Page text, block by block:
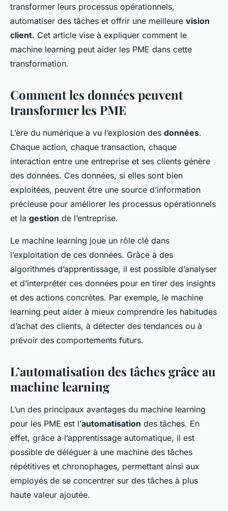
transformer leurs processus opérationnels,
automatiser des tâches et offrir une meilleure vision
client. Cet article vise à expliquer comment le
machine learning peut aider les PME dans cette
transformation.
Comment les données peuvent
transformer les PME
L’ère du numérique a vu l’explosion des données.
Chaque action, chaque transaction, chaque
interaction entre une entreprise et ses clients génère
des données. Ces données, si elles sont bien
exploitées, peuvent être une source d’information
précieuse pour améliorer les processus opérationnels
et la gestion de l’entreprise.
Le machine learning joue un rôle clé dans
l’exploitation de ces données. Grâce à des
algorithmes d’apprentissage, il est possible d’analyser
et d’interpréter ces données pour en tirer des insights
et des actions concrètes. Par exemple, le machine
learning peut aider à mieux comprendre les habitudes
d’achat des clients, à détecter des tendances ou à
prévoir des comportements futurs.
L’automatisation des tâches grâce au
machine learning
L’un des principaux avantages du machine learning
pour les PME est l’automatisation des tâches. En
effet, grâce à l’apprentissage automatique, il est
possible de déléguer à une machine des tâches
répétitives et chronophages, permettant ainsi aux
employés de se concentrer sur des tâches à plus
haute valeur ajoutée.